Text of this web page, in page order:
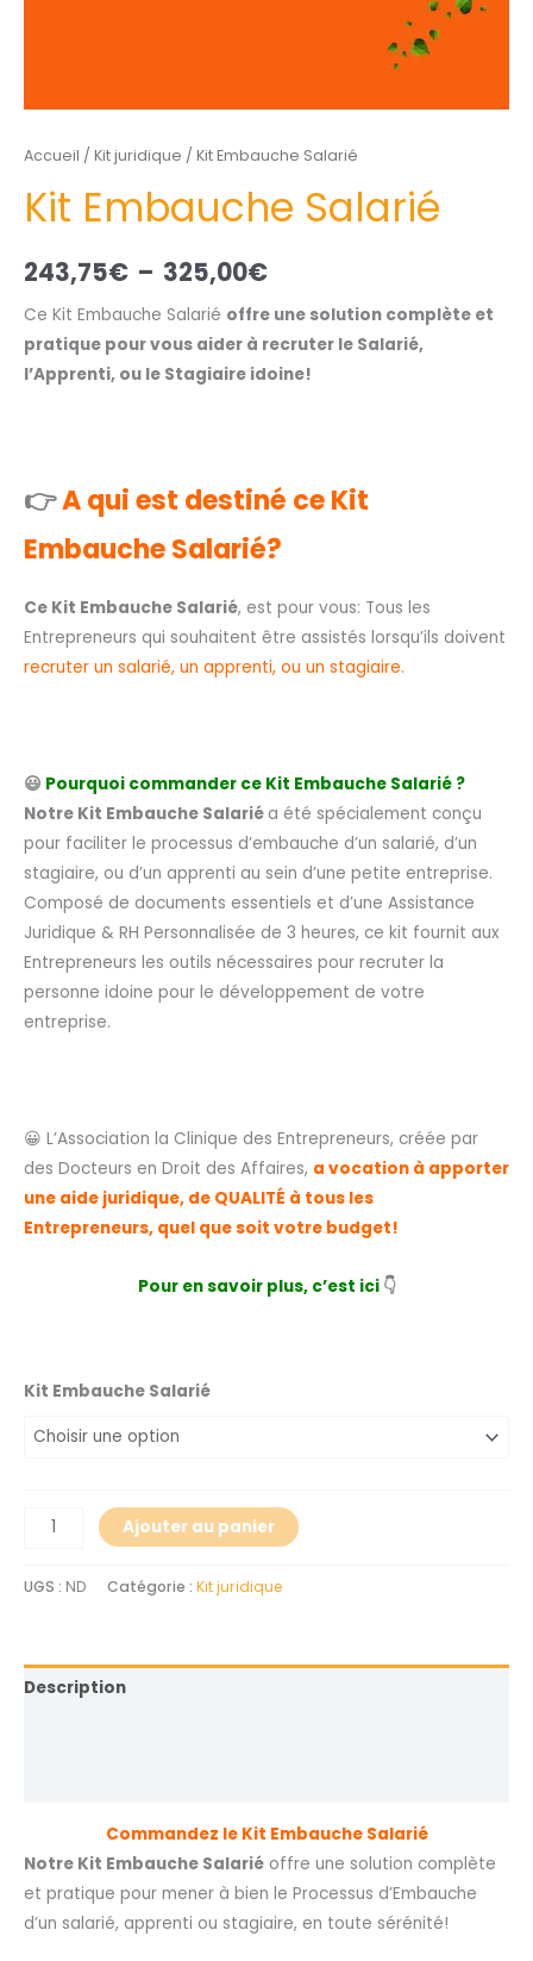
Accueil / Kit juridique / Kit Embauche Salarié
Kit Embauche Salarié
243,75€ – 325,00€
Ce Kit Embauche Salarié offre une solution complète et
pratique pour vous aider à recruter le Salarié,
l’Apprenti, ou le Stagiaire idoine!
👉A qui est destiné ce Kit
Embauche Salarié?
Ce Kit Embauche Salarié, est pour vous: Tous les
Entrepreneurs qui souhaitent être assistés lorsqu’ils doivent
recruter un salarié, un apprenti, ou un stagiaire.
😃 Pourquoi commander ce Kit Embauche Salarié ?
Notre Kit Embauche Salarié a été spécialement conçu
pour faciliter le processus d’embauche d’un salarié, d’un
stagiaire, ou d’un apprenti au sein d’une petite entreprise.
Composé de documents essentiels et d’une Assistance
Juridique & RH Personnalisée de 3 heures, ce kit fournit aux
Entrepreneurs les outils nécessaires pour recruter la
personne idoine pour le développement de votre
entreprise.
😀 L’Association la Clinique des Entrepreneurs, créée par
des Docteurs en Droit des Affaires, a vocation à apporter
une aide juridique, de QUALITÉ à tous les
Entrepreneurs, quel que soit votre budget!
Pour en savoir plus, c’est ici 👇
Kit Embauche Salarié
Ajouter au panier
UGS : ND Catégorie : Kit juridique
Description
Commandez le Kit Embauche Salarié
Notre Kit Embauche Salarié offre une solution complète
et pratique pour mener à bien le Processus d’Embauche
d’un salarié, apprenti ou stagiaire, en toute sérénité!